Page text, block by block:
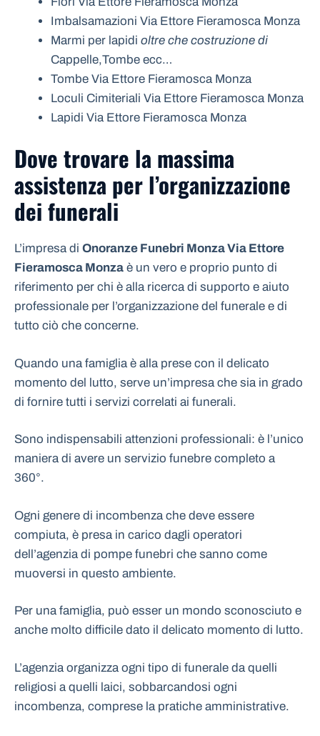
Imbalsamazioni Via Ettore Fieramosca Monza
Marmi per lapidi oltre che costruzione di
Cappelle,Tombe ecc…
Tombe Via Ettore Fieramosca Monza
Loculi Cimiteriali Via Ettore Fieramosca Monza
Lapidi Via Ettore Fieramosca Monza
Dove trovare la massima
assistenza per l’organizzazione
dei funerali
L’impresa di Onoranze Funebri Monza Via Ettore
Fieramosca Monza è un vero e proprio punto di
riferimento per chi è alla ricerca di supporto e aiuto
professionale per l’organizzazione del funerale e di
tutto ciò che concerne.
Quando una famiglia è alla prese con il delicato
momento del lutto, serve un’impresa che sia in grado
di fornire tutti i servizi correlati ai funerali.
Sono indispensabili attenzioni professionali: è l’unico
maniera di avere un servizio funebre completo a
360°.
Ogni genere di incombenza che deve essere
compiuta, è presa in carico dagli operatori
dell’agenzia di pompe funebri che sanno come
muoversi in questo ambiente.
Per una famiglia, può esser un mondo sconosciuto e
anche molto difficile dato il delicato momento di lutto.
L’agenzia organizza ogni tipo di funerale da quelli
religiosi a quelli laici, sobbarcandosi ogni
incombenza, comprese la pratiche amministrative.